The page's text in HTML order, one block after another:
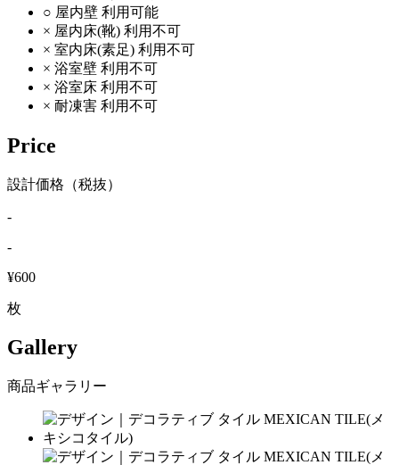
○ 屋内壁 利用可能
× 屋内床(靴) 利用不可
× 室内床(素足) 利用不可
× 浴室壁 利用不可
× 浴室床 利用不可
× 耐凍害 利用不可
Price
設計価格（税抜）
-
-
¥600
枚
Gallery
商品ギャラリー